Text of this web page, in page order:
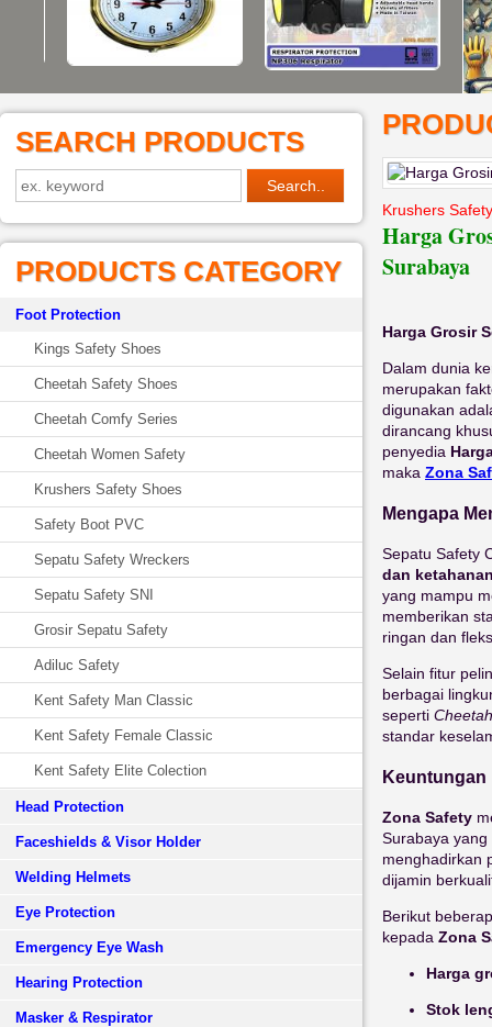
SEARCH PRODUCTS
PRODUCTS CATEGORY
Foot Protection
Kings Safety Shoes
Cheetah Safety Shoes
Cheetah Comfy Series
Cheetah Women Safety
Krushers Safety Shoes
Safety Boot PVC
Sepatu Safety Wreckers
Sepatu Safety SNI
Grosir Sepatu Safety
Adiluc Safety
Kent Safety Man Classic
Kent Safety Female Classic
Kent Safety Elite Colection
Head Protection
Faceshields & Visor Holder
Welding Helmets
Eye Protection
Emergency Eye Wash
Hearing Protection
Masker & Respirator
Krushers
Harga
Surabaya
Harga Grosir
Dalam dunia
merupakan
digunakan
dirancang
penyedia
maka Zona
Mengapa
Sepatu Safety
dan
yang mampu
memberikan
ringan dan
Selain fitur
berbagai
seperti
standar
Keuntungan
Zona Safety
Surabaya
menghadirkan
dijamin
Berikut
kepada Zona
Harga
Stok